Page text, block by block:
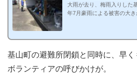
大雨が去り、梅雨入りした
年7月豪雨による被害の大き
の晴天、日差しが強い！2
ティアが駆けつけていまし
には、基山町の松田一也町
幾度となくすれ違ったこと
基山町の避難所閉鎖と同時に、早
ボランティアの呼びかけが。